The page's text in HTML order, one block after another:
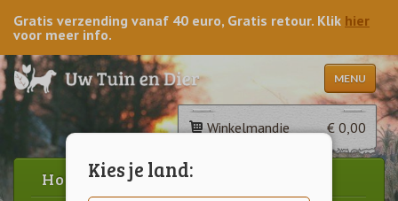
Kies je land:
Gratis verzending vanaf 40 euro, Gratis retour. Klik hier
voor meer info.
MENU
Winkelmandje € 0,00
Home